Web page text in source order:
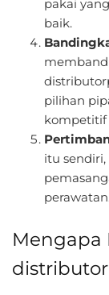
pakai
baik.
pilihan
kompetitif
itu
perawatan.
Mengapa